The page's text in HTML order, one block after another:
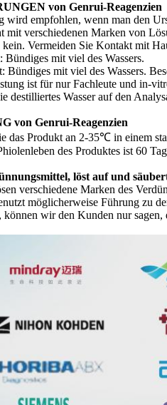
von Genrui-Reagenzien
wird empfohlen, wenn man den
mit verschiedenen Marken von
kein. Vermeiden Sie Kontakt mit
Bündiges mit viel des Wassers.
Bündiges mit viel des Wassers.
ist für nur Fachleute und in-
destilliertes Wasser auf den
von Genrui-Reagenzien
das Produkt an 2-35℃ in einem
des Produktes ist 60
löst auf und
verschiedene Marken des
möglicherweise Führung zu
können wir den Kunden nur